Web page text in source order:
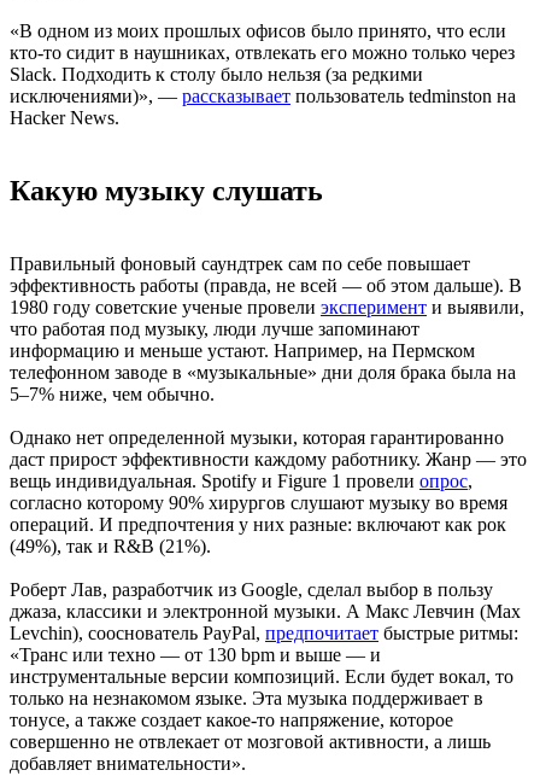
«В одном из моих прошлых офисов было принято, что если
кто-то сидит в наушниках, отвлекать его можно только через
Slack. Подходить к столу было нельзя (за редкими
исключениями)», — рассказывает пользователь tedminston на
Hacker News.
Какую музыку слушать
Правильный фоновый саундтрек сам по себе повышает
эффективность работы (правда, не всей — об этом дальше). В
1980 году советские ученые провели эксперимент и выявили,
что работая под музыку, люди лучше запоминают
информацию и меньше устают. Например, на Пермском
телефонном заводе в «музыкальные» дни доля брака была на
5–7% ниже, чем обычно.
Однако нет определенной музыки, которая гарантированно
даст прирост эффективности каждому работнику. Жанр — это
вещь индивидуальная. Spotify и Figure 1 провели опрос,
согласно которому 90% хирургов слушают музыку во время
операций. И предпочтения у них разные: включают как рок
(49%), так и R&B (21%).
Роберт Лав, разработчик из Google, сделал выбор в пользу
джаза, классики и электронной музыки. А Макс Левчин (Max
Levchin), сооснователь PayPal, предпочитает быстрые ритмы:
«Транс или техно — от 130 bpm и выше — и
инструментальные версии композиций. Если будет вокал, то
только на незнакомом языке. Эта музыка поддерживает в
тонусе, а также создает какое-то напряжение, которое
совершенно не отвлекает от мозговой активности, а лишь
добавляет внимательности».